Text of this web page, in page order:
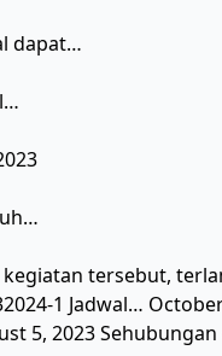
dapat…
tersebut,
1 Jadwal…
5, 2023